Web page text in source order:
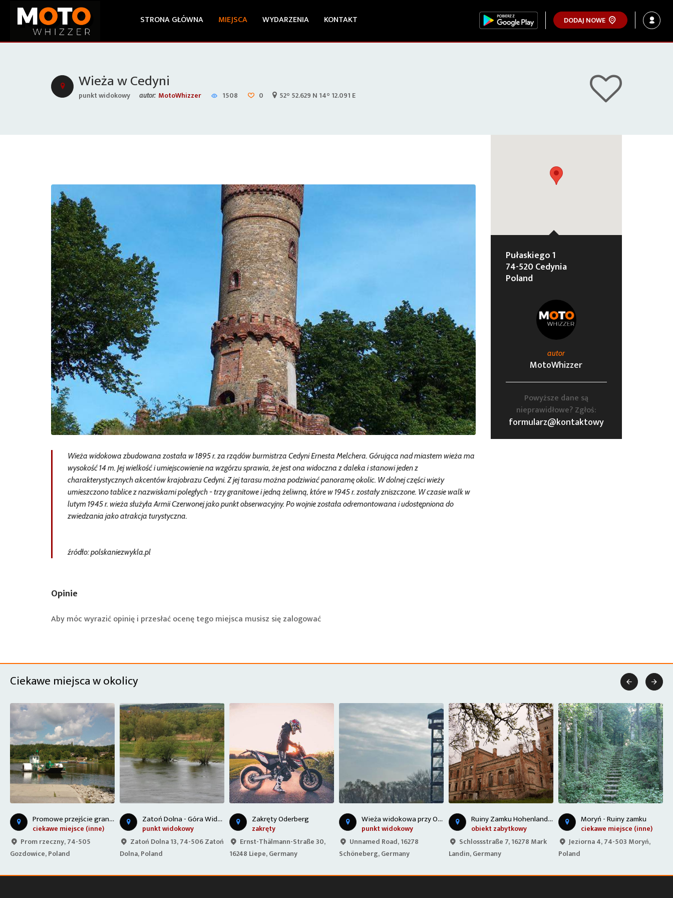
STRONA GŁÓWNA MIEJSCA WYDARZENIA KONTAKT DODAJ NOWE
Wieża w Cedyni
punkt widokowy autor: MotoWhizzer 1508 0 52° 52.629 N 14° 12.091 E
Wieża widokowa zbudowana została w 1895 r. za rządów burmistrza Cedyni Ernesta Melchera. Górująca nad miastem wieża ma
wysokość 14 m. Jej wielkość i umiejscowienie na wzgórzu sprawia, że jest ona widoczna z daleka i stanowi jeden z
charakterystycznych akcentów krajobrazu Cedyni. Z jej tarasu można podziwiać panoramę okolic. W dolnej części wieży
umieszczono tablice z nazwiskami poległych - trzy granitowe i jedną żeliwną, które w 1945 r. zostały zniszczone. W czasie walk w
lutym 1945 r. wieża służyła Armii Czerwonej jako punkt obserwacyjny. Po wojnie została odremontowana i udostępniona do
zwiedzania jako atrakcja turystyczna.
źródło: polskaniezwykla.pl
Opinie
Aby móc wyrazić opinię i przesłać ocenę tego miejsca musisz sięzalogować
Pułaskiego 1
74-520 Cedynia
Poland
autor
MotoWhizzer
Powyższe dane są
nieprawidłowe? Zgłoś:
formularz@kontaktowy
Ciekawe miejsca w okolicy
P
romowe przejście graniczne
ciekawe miejsce (inne)
Prom rzeczny, 74-505
Gozdowice, Poland
Z
atoń Dolna - Góra Widokowa
punkt widokowy
Zatoń Dolna 13, 74-506 Zatoń
Dolna, Poland
Zakręty Oderberg
zakręty
Ernst-Thälmann-Straße 30,
16248 Liepe, Germany
W
ieża widokowa przy Odrze
punkt widokowy
Unnamed Road, 16278
Schöneberg, Germany
R
uiny Zamku Hohenlandin, Niemcy
obiekt zabytkowy
Schlossstraße 7, 16278 Mark
Landin, Germany
Moryń - Ruiny zamku
ciekawe miejsce (inne)
Jeziorna 4, 74-503 Moryń,
Poland
 